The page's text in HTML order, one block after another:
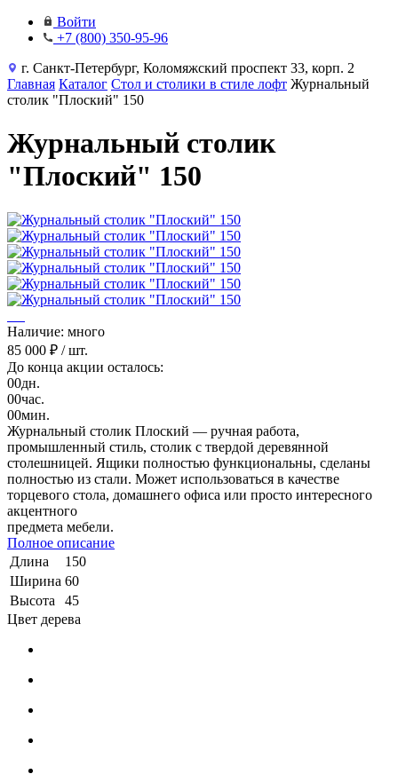
Войти
+7 (800) 350-95-96
г. Санкт-Петербург, Коломяжский проспект 33, корп. 2
Главная Каталог Стол и столики в стиле лофт Журнальный
столик "Плоский" 150
Журнальный столик
"Плоский" 150
Наличие: много
85 000 ₽ / шт.
До конца акции осталось:
00дн.
00час.
00мин.
Журнальный столик Плоский — ручная работа,
промышленный стиль, столик с твердой деревянной
столешницей. Ящики полностью функциональны, сделаны
полностью из стали. Может использоваться в качестве
торцевого стола, домашнего офиса или просто интересного
акцентного
предмета мебели.
Полное описание
Длина
150
Ширина 60
Высота
45
Цвет дерева